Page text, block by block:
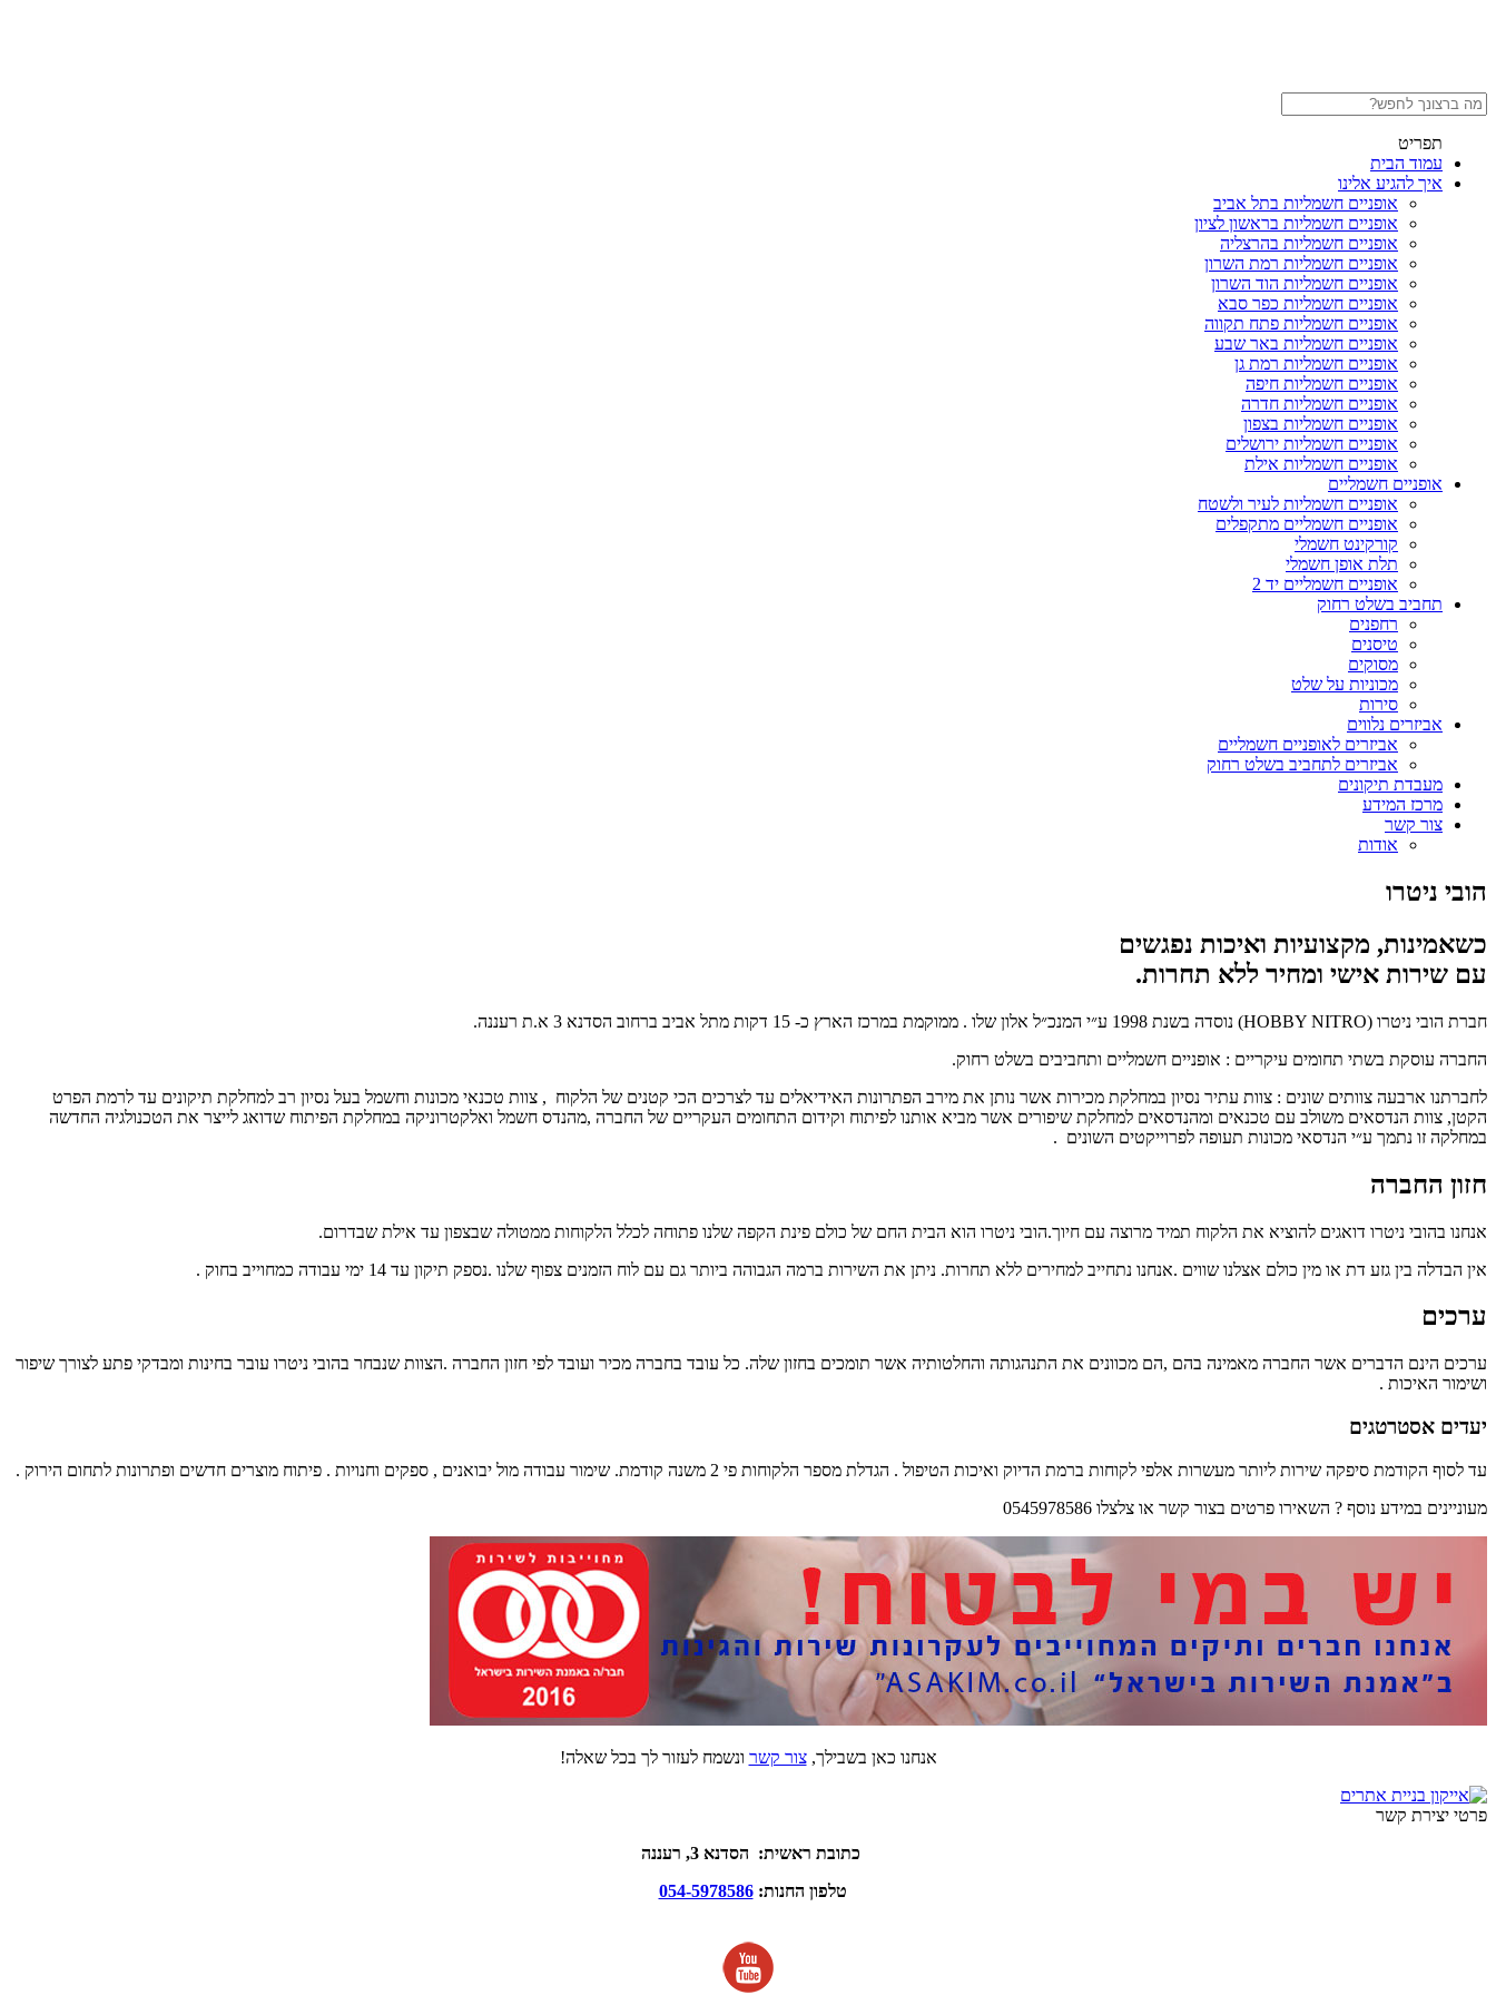
תפריט
עמוד הבית
איך להגיע אלינו
אופניים חשמליות בתל אביב
אופניים חשמליות בראשון לציון
אופניים חשמליות בהרצליה
אופניים חשמליות רמת השרון
אופניים חשמליות הוד השרון
אופניים חשמליות כפר סבא
אופניים חשמליות פתח תקווה
אופניים חשמליות באר שבע
אופניים חשמליות רמת גן
אופניים חשמליות חיפה
אופניים חשמליות חדרה
אופניים חשמליות בצפון
אופניים חשמליות ירושלים
אופניים חשמליות אילת
אופניים חשמליים
אופניים חשמליות לעיר ולשטח
אופניים חשמליים מתקפלים
קורקינט חשמלי
תלת אופן חשמלי
אופניים חשמליים יד 2
תחביב בשלט רחוק
רחפנים
טיסנים
מסוקים
מכוניות על שלט
סירות
אביזרים נלווים
אביזרים לאופניים חשמליים
אביזרים לתחביב בשלט רחוק
מעבדת תיקונים
מרכז המידע
צור קשר
אודות
הובי ניטרו
כשאמינות, מקצועיות ואיכות נפגשים
עם שירות אישי ומחיר ללא תחרות.
חברת הובי ניטרו (HOBBY NITRO) נוסדה בשנת 1998 ע״י המנכ״ל אלון שלו .
ממוקמת במרכז הארץ כ- 15 דקות מתל אביב ברחוב הסדנא 3 א.ת רעננה.
החברה עוסקת בשתי תחומים עיקריים : אופניים חשמליים ותחביבים בשלט רחוק.
לחברתנו ארבעה צוותים שונים : צוות עתיר נסיון במחלקת מכירות אשר נותן את מירב הפתרונות האידיאלים עד לצרכים הכי קטנים של הלקוח , צוות טכנאי מכונות וחשמל בעל נסיון רב למחלקת תיקונים עד לרמת הפרט
הקטן, צוות הנדסאים משולב עם טכנאים ומהנדסאים למחלקת שיפורים אשר מביא אותנו לפיתוח וקידום התחומים העקריים של החברה ,מהנדס חשמל ואלקטרוניקה במחלקת הפיתוח שדואג לייצר את הטכנולגיה החדשה
במחלקה זו נתמך ע״י הנדסאי מכונות תעופה לפרוייקטים השונים .
חזון החברה
אנחנו בהובי ניטרו דואגים להוציא את הלקוח תמיד מרוצה עם חיוך.הובי ניטרו הוא הבית החם של כולם פינת הקפה שלנו פתוחה לכלל הלקוחות ממטולה שבצפון עד אילת שבדרום.
אין הבדלה בין גזע דת או מין כולם אצלנו שווים .אנחנו נתחייב למחירים ללא תחרות. ניתן את השירות ברמה הגבוהה ביותר גם עם לוח הזמנים צפוף שלנו .נספק תיקון עד 14 ימי עבודה כמחוייב בחוק .
ערכים
ערכים הינם הדברים אשר החברה מאמינה בהם ,הם מכוונים את התנהגותה והחלטותיה אשר תומכים בחזון שלה. כל עובד בחברה מכיר ועובד לפי חזון החברה .הצוות שנבחר בהובי ניטרו עובר בחינות ומבדקי פתע לצורך שיפור
ושימור האיכות .
יעדים אסטרטגים
עד לסוף הקודמת סיפקה שירות ליותר מעשרות אלפי לקוחות ברמת הדיוק ואיכות הטיפול . הגדלת מספר הלקוחות פי 2 משנה קודמת. שימור עבודה מול יבואנים , ספקים וחנויות . פיתוח מוצרים חדשים ופתרונות לתחום הירוק .
מעוניינים במידע נוסף ? השאירו פרטים בצור קשר או צלצלו 0545978586
אנחנו כאן בשבילך,צור קשר ונשמח לעזור לך בכל שאלה!
פרטי יצירת קשר
כתובת ראשית: הסדנא 3, רעננה
טלפון החנות:054-5978586